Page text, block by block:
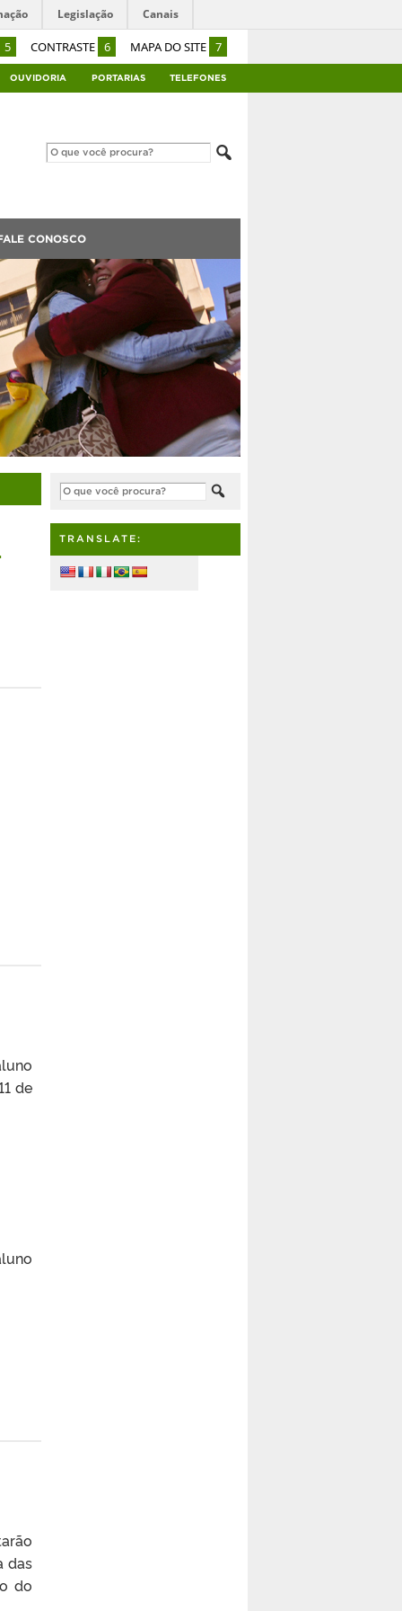
5 CONTRASTE 6 MAPA DO SITE 7
Legislação Canais
OUVIDORIA PORTARIAS TELEFONES
CONOSCO
de
das
do
TRANSLATE: